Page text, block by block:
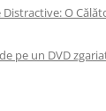
O
pe un DVD